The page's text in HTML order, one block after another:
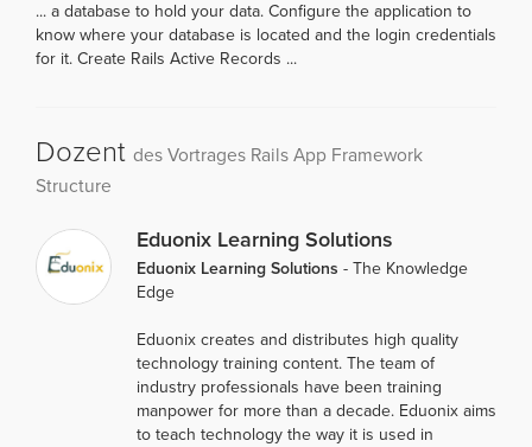
... a database to hold your data. Configure the application to
know where your database is located and the login credentials
for it. Create Rails Active Records ...
Dozent des Vortrages Rails App Framework
Structure
Eduonix Learning Solutions
Eduonix Learning Solutions - The Knowledge
Edge
Eduonix creates and distributes high quality
technology training content. The team of
industry professionals have been training
manpower for more than a decade. Eduonix aims
to teach technology the way it is used in